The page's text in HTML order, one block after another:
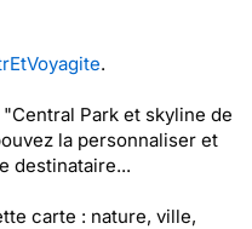
.
Park et skyline de
la personnaliser et
destinataire...
carte : nature, ville,